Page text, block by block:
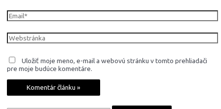
Email*
Webstránka
Uložiť moje meno, e-mail a webovú stránku v tomto prehliadači
pre moje budúce komentáre.